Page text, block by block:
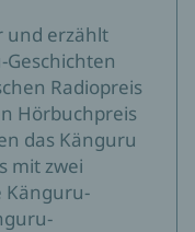
mit vielen
und erzählt
Geschichten
Radiopreis
Hörbuchpreis
das Känguru
mit zwei
Känguru-